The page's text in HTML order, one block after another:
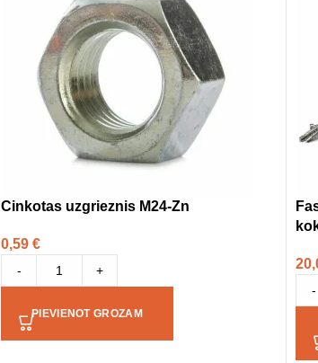
Cinkotas uzgrieznis M24-Zn
0,59 €
- +
PIEVIENOT GROZAM
-